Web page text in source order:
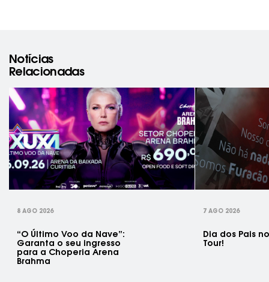
Notícias
Relacionadas
8 AGO 2026
“O Último Voo da Nave”:
Garanta o seu ingresso
para a Choperia Arena
Brahma
7 AGO 2026
Dia dos Pais
Tour!